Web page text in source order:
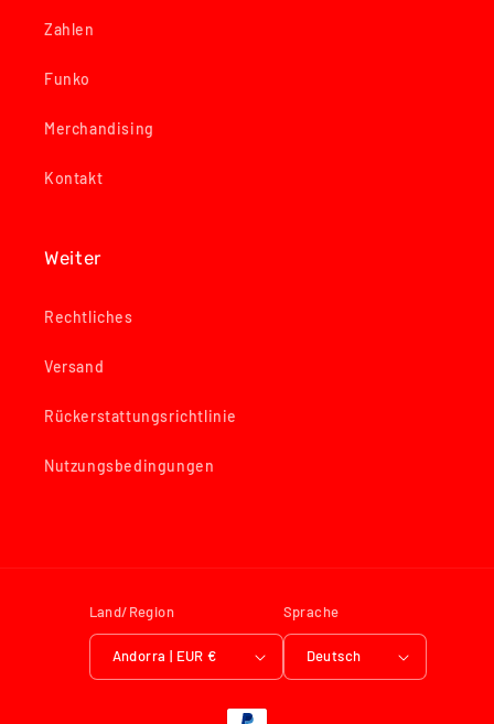
Zahlen
Funko
Merchandising
Kontakt
Weiter
Rechtliches
Versand
Rückerstattungsrichtlinie
Nutzungsbedingungen
Land/Region
Andorra | EUR €
Sprache
Deutsch
Zahlungsmethoden